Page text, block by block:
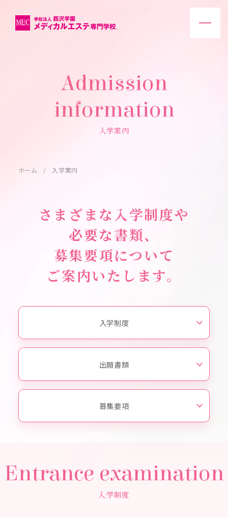
Admission
information
入学案内
ホーム 入学案内
さまざまな入学制度や
必要な書類、
募集要項について
ご案内いたします。
入学制度
出願書類
募集要項
Entrance examination
入学制度